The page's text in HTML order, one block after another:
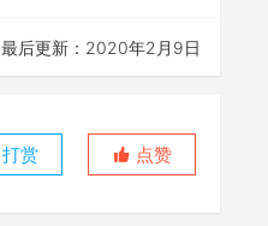
最后更新：2020年2月9日
打赏 点赞